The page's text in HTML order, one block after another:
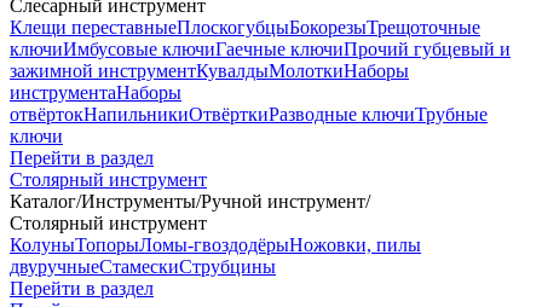
Слесарный инструмент
Клещи переставныеПлоскогубцыБокорезыТрещоточные
ключиИмбусовые ключиГаечные ключиПрочий губцевый и
зажимной инструментКувалдыМолоткиНаборы
инструментаНаборы
отвёртокНапильникиОтвёрткиРазводные ключиТрубные
ключи
Перейти в раздел
Столярный инструмент
Каталог/Инструменты/Ручной инструмент/
Столярный инструмент
КолуныТопорыЛомы-гвоздодёрыНожовки, пилы
двуручныеСтамескиСтрубцины
Перейти в раздел